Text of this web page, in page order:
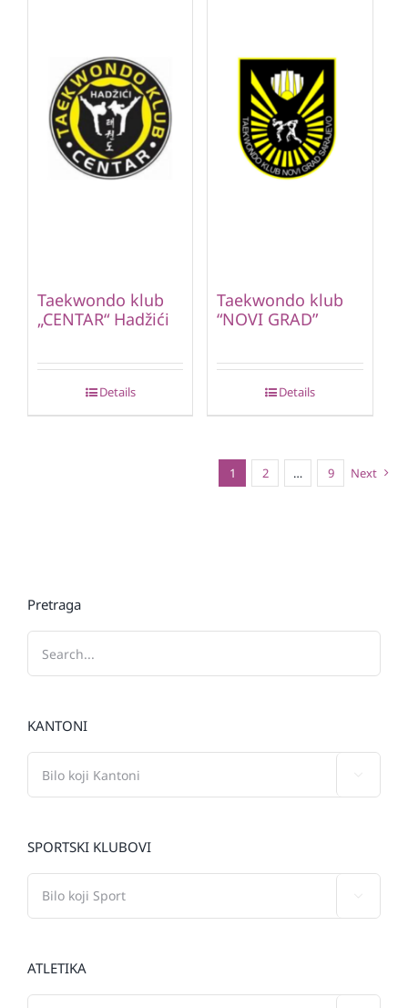
Taekwondo klub
„CENTAR“ Hadžići
Details
Taekwondo klub
“NOVI GRAD”
Details
1 2 … 9 Next
Pretraga
KANTONI
SPORTSKI KLUBOVI
ATLETIKA